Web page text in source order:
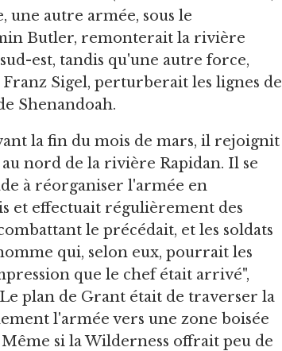
une autre armée, sous le
Butler, remonterait la rivière
est, tandis qu'une autre force,
Sigel, perturberait les lignes de
Shenandoah.
la fin du mois de mars, il rejoignit
nord de la rivière Rapidan. Il se
à réorganiser l'armée en
et effectuait régulièrement des
le précédait, et les soldats
qui, selon eux, pourrait les
que le chef était arrivé",
plan de Grant était de traverser la
l'armée vers une zone boisée
si la Wilderness offrait peu de